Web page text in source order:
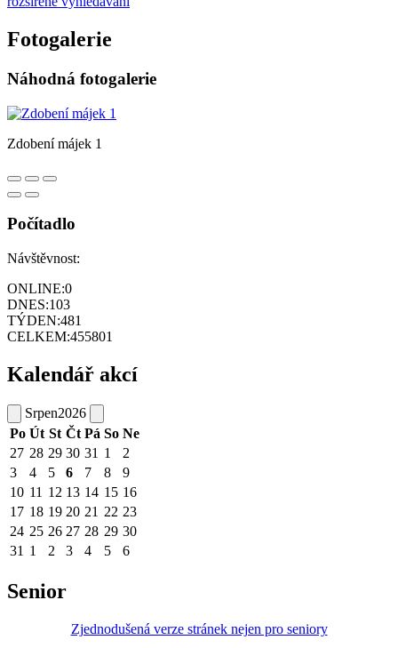
Fotogalerie
Náhodná fotogalerie
Zdobení májek 1
Počítadlo
Návštěvnost:
ONLINE:0
DNES:103
TÝDEN:481
CELKEM:455801
Kalendář akcí
Srpen2026
Po Út St Čt Pá So Ne
27 28 29 30 31 1
2
3
4 5 6 7 8
9
10 11 12 13 14 15 16
17 18 19 20 21 22 23
24 25 26 27 28 29 30
31 1 2 3 4 5 6
Senior
Zjednodušená verze stránek nejen pro seniory